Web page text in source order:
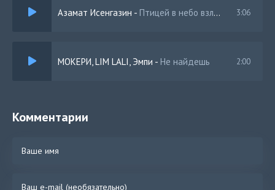
Азамат Исенгазин - Птицей в небо взлететь 3:06
МОКЕРИ, LIM LALI, Эмпи - Не найдешь 2:00
Комментарии